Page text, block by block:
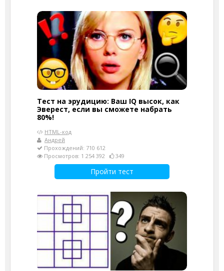
Тест на эрудицию: Ваш IQ высок, как
Эверест, если вы сможете набрать
80%!
HTML-код
Андрей
Прохождений: 710 612
Просмотров: 1 254 392
349
Пройти тест